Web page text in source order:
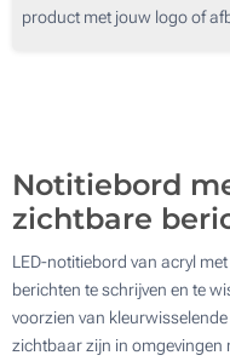
Digitaal full colour label
100
product met jouw logo of
Notitiebord
zichtbare
LED-notitiebord van acryl
berichten te schrijven en te
voorzien van
zichtbaar zijn in omgevingen